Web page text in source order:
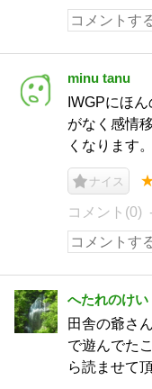
minu tanu
IWGPにほ
がなく感情
くなります。
ナイス
コメント(0)
へたれのけい
田舎の爺さ
で遊んでた
ら読ませて